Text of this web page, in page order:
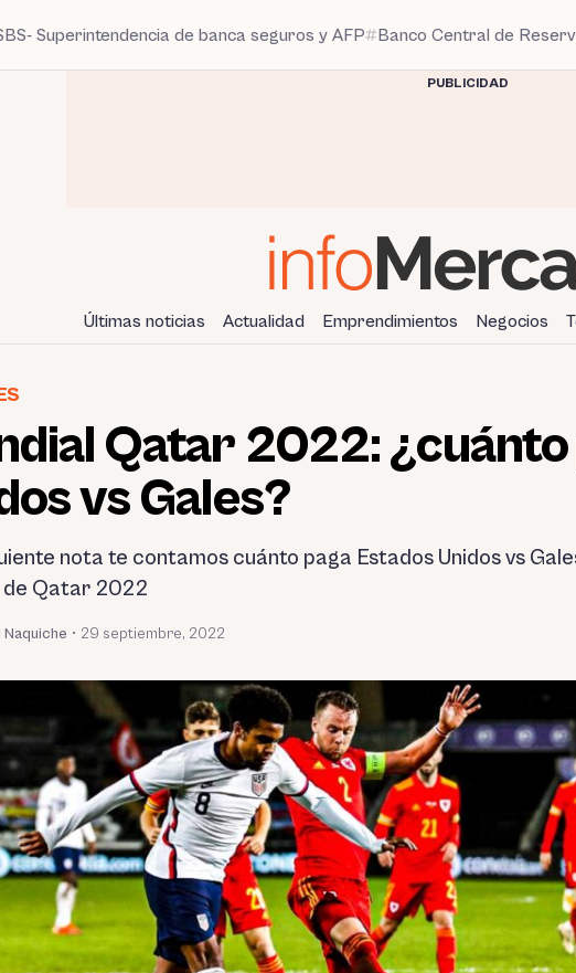
Superintendencia de banca seguros y AFP Banco Central de
PUBLICIDAD
Últimas noticias Actualidad Emprendimientos Negocios
Qatar 2022: ¿cuánto
vs Gales?
nota te contamos cuánto paga Estados Unidos vs
de Qatar 2022
• 29 septiembre, 2022